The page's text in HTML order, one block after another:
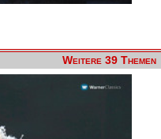
Weitere 39 Themen